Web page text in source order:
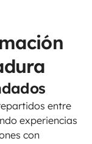
entre
experiencias
con